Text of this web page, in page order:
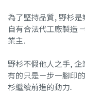
為了堅持品質, 野杉
自有合法代工廠製
業主.
野杉不假他人之手,
有的只是ㄧ步一腳印
杉繼續前進的動力.